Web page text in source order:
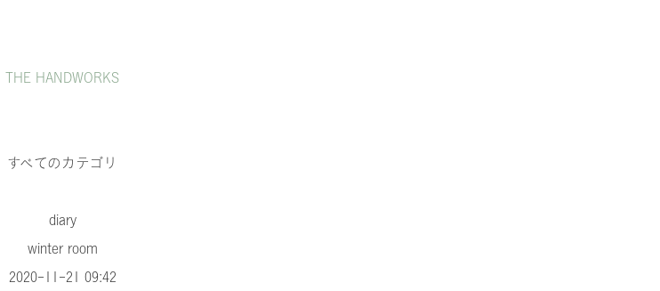
THE HANDWORKS
すべてのカテゴリ
diary
winter room
2020-11-21 09:42